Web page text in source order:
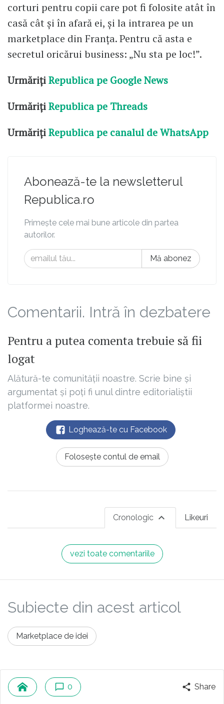
corturi pentru copii care pot fi folosite atât în
casă cât și în afară ei, și la intrarea pe un
marketplace din Franța. Pentru că asta e
secretul oricărui business: „Nu sta pe loc!”.
UrmărițiRepublica pe Google News
UrmărițiRepublica pe Threads
UrmărițiRepublica pe canalul de WhatsApp
Abonează-te la newsletterul
Republica.ro
Primește cele mai bune articole din partea
autorilor.
Mă abonez
Comentarii. Intră în dezbatere
Pentru a putea comenta trebuie să fii
logat
Alătură-te comunității noastre. Scrie bine și
argumentat și poți fi unul dintre editorialiștii
platformei noastre.
Loghează-te cu Facebook
Folosește contul de email
Likeuri
Cronologic
vezi toate comentariile
Subiecte din acest articol
Marketplace de idei
Îți recomandăm
0 Share